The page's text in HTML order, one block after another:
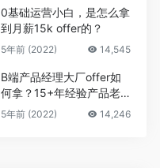
0基础运营小白，是怎么拿
到月薪15k offer的？
5年前 (2022) 14,545
B端产品经理大厂offer如
何拿？15+年经验产品老
司机告诉你答案
5年前 (2022) 14,246